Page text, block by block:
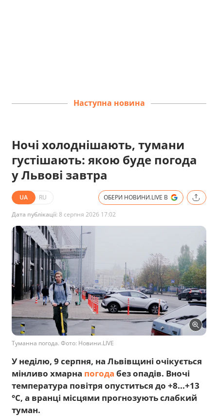
Наступна новина
Ночі холоднішають, тумани
густішають: якою буде погода
у Львові завтра
UA RU ОБЕРИ НОВИНИ.LIVE В
Дата публікації:8 серпня 2026 17:02
Туманна погода. Фото: Новини.LIVE
У неділю, 9 серпня, на Львівщині очікується
мінливо хмарна погода без опадів. Вночі
температура повітря опуститься до +8...+13
°C, а вранці місцями прогнозують слабкий
туман.